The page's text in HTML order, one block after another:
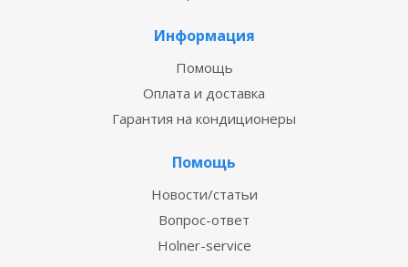
Информация
Помощь
Оплата и доставка
Гарантия на кондиционеры
Помощь
Новости/статьи
Вопрос-ответ
Holner-service